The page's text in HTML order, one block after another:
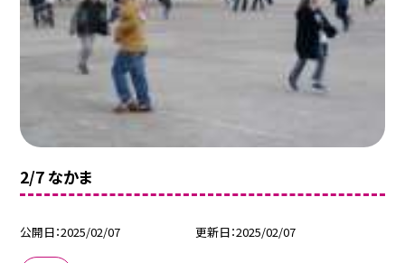
2/7 なかま
公開日 2025/02/07 更新日 2025/02/07